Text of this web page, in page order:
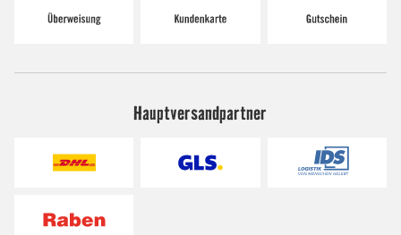
Hauptversandpartner